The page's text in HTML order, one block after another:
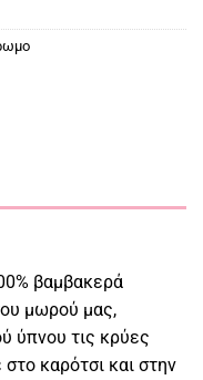
βαμβακερά
μωρού μας,
ύπνου τις κρύες
καρότσι και στην